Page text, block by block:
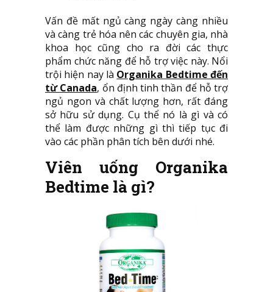
Vấn đề mất ngủ càng ngày càng nhiều
và càng trẻ hóa nên các chuyên gia, nhà
khoa học cũng cho ra đời các thực
phẩm chức năng để hỗ trợ việc này. Nổi
trội hiện nay là Organika Bedtime đến
từ Canada, ổn định tinh thần để hỗ trợ
ngủ ngon và chất lượng hơn, rất đáng
sở hữu sử dụng. Cụ thể nó là gì và có
thể làm được những gì thì tiếp tục đi
vào các phần phân tích bên dưới nhé.
Viên uống Organika
Bedtime là gì?